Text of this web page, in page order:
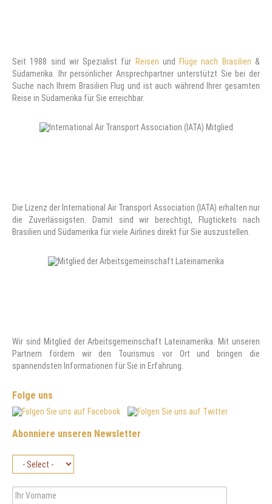
Seit 1988 sind wir Spezialist für Reisen undFlüge nach Brasilien &
Südamerika. Ihr persönlicher Ansprechpartner unterstützt Sie bei der
Suche nach Ihrem Brasilien Flug und ist auch während Ihrer gesamten
Reise in Südamerika für Sie erreichbar.
Die Lizenz der International Air Transport Association (IATA) erhalten nur
die Zuverlässigsten. Damit sind wir berechtigt, Flugtickets nach
Brasilien und Südamerika für viele Airlines direkt für Sie auszustellen.
Wir sind Mitglied der Arbeitsgemeinschaft Lateinamerika. Mit unseren
Partnern fördern wir den Tourismus vor Ort und bringen die
spannendsten Informationen für Sie in Erfahrung.
Folge uns
Abonniere unseren Newsletter